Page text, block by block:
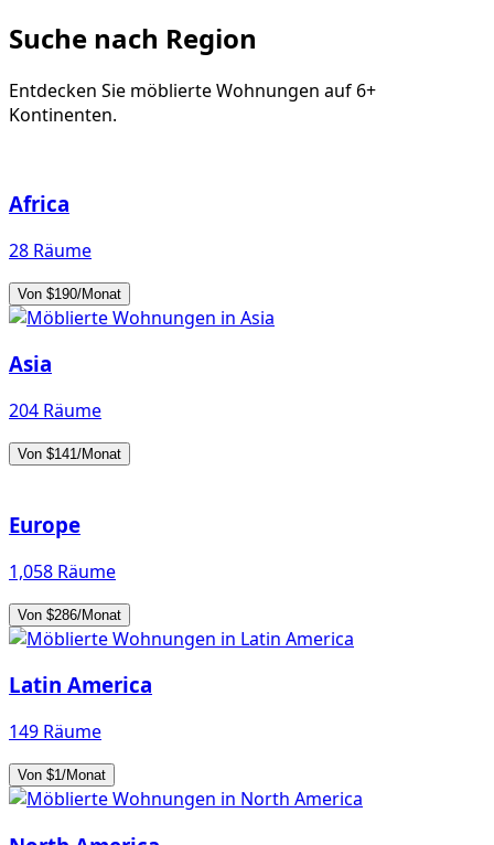
Suche nach Region
Entdecken Sie möblierte Wohnungen auf 6+
Kontinenten.
Africa
28 Räume
Von $190/Monat
Asia
204 Räume
Von $141/Monat
Europe
1,058 Räume
Von $286/Monat
Latin America
149 Räume
Von $1/Monat